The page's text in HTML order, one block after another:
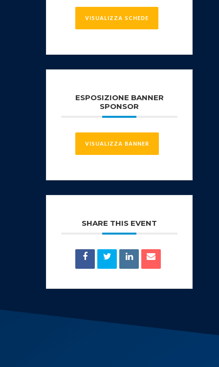
VISUALIZZA SCHEDE
ESPOSIZIONE BANNER
SPONSOR
VISUALIZZA BANNER
SHARE THIS EVENT